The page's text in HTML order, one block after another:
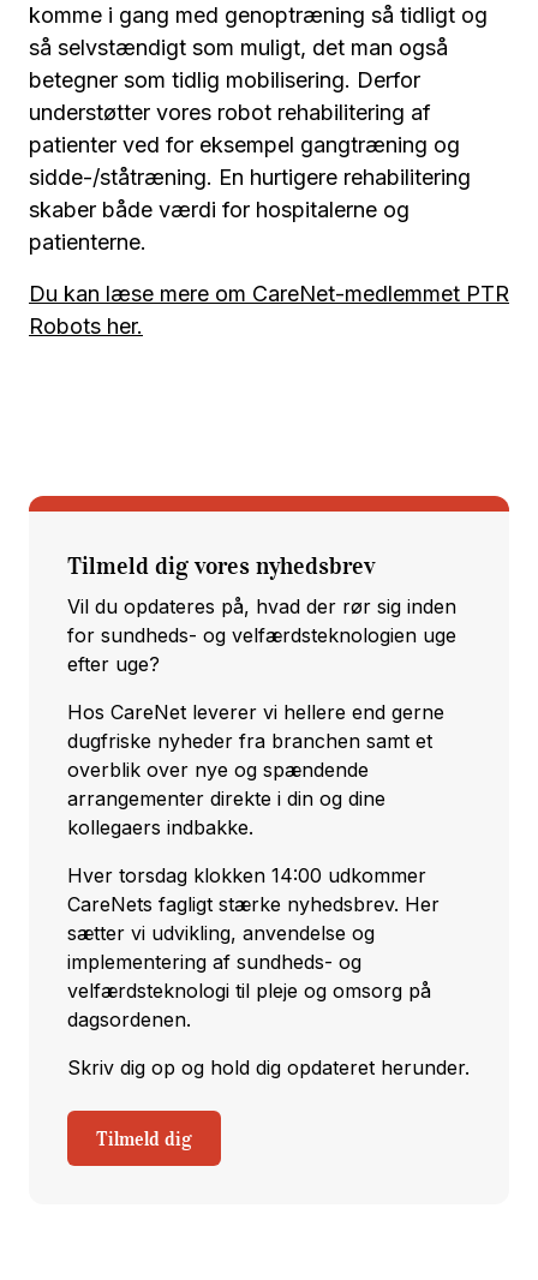
komme i gang med genoptræning så tidligt og
så selvstændigt som muligt, det man også
betegner som tidlig mobilisering. Derfor
understøtter vores robot rehabilitering af
patienter ved for eksempel gangtræning og
sidde-/ståtræning. En hurtigere rehabilitering
skaber både værdi for hospitalerne og
patienterne.
Du kan læse mere om CareNet-medlemmet PTR
Robots her.
Tilmeld dig vores nyhedsbrev
Vil du opdateres på, hvad der rør sig inden
for sundheds- og velfærdsteknologien uge
efter uge?
Hos CareNet leverer vi hellere end gerne
dugfriske nyheder fra branchen samt et
overblik over nye og spændende
arrangementer direkte i din og dine
kollegaers indbakke.
Hver torsdag klokken 14:00 udkommer
CareNets fagligt stærke nyhedsbrev. Her
sætter vi udvikling, anvendelse og
implementering af sundheds- og
velfærdsteknologi til pleje og omsorg på
dagsordenen.
Skriv dig op og hold dig opdateret herunder.
Tilmeld dig